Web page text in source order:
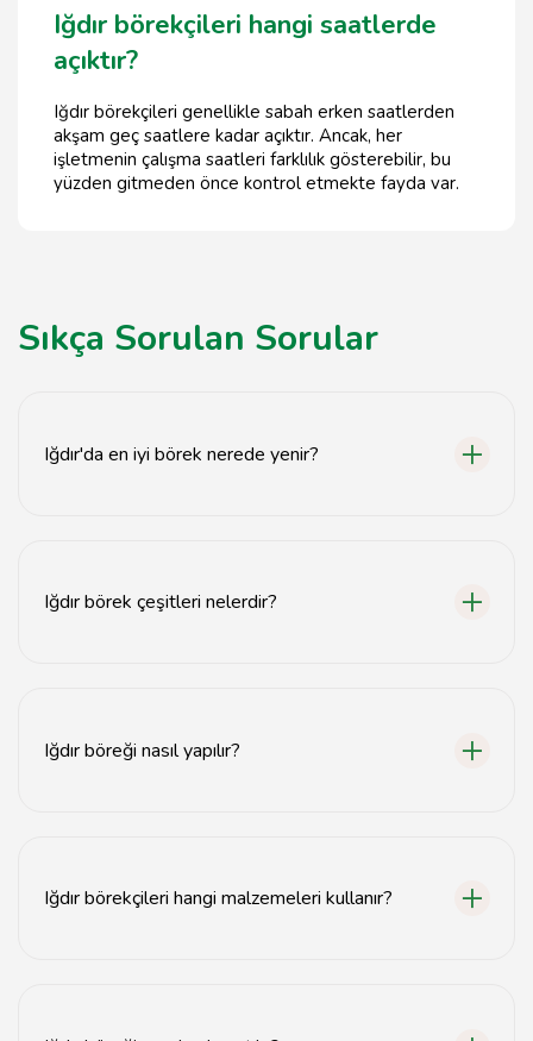
Iğdır börekçileri hangi saatlerde
açıktır?
Iğdır börekçileri genellikle sabah erken saatlerden
akşam geç saatlere kadar açıktır. Ancak, her
işletmenin çalışma saatleri farklılık gösterebilir, bu
yüzden gitmeden önce kontrol etmekte fayda var.
Sıkça Sorulan Sorular
Iğdır'da en iyi börek nerede yenir?
Iğdır börek çeşitleri nelerdir?
Iğdır böreği nasıl yapılır?
Iğdır börekçileri hangi malzemeleri kullanır?